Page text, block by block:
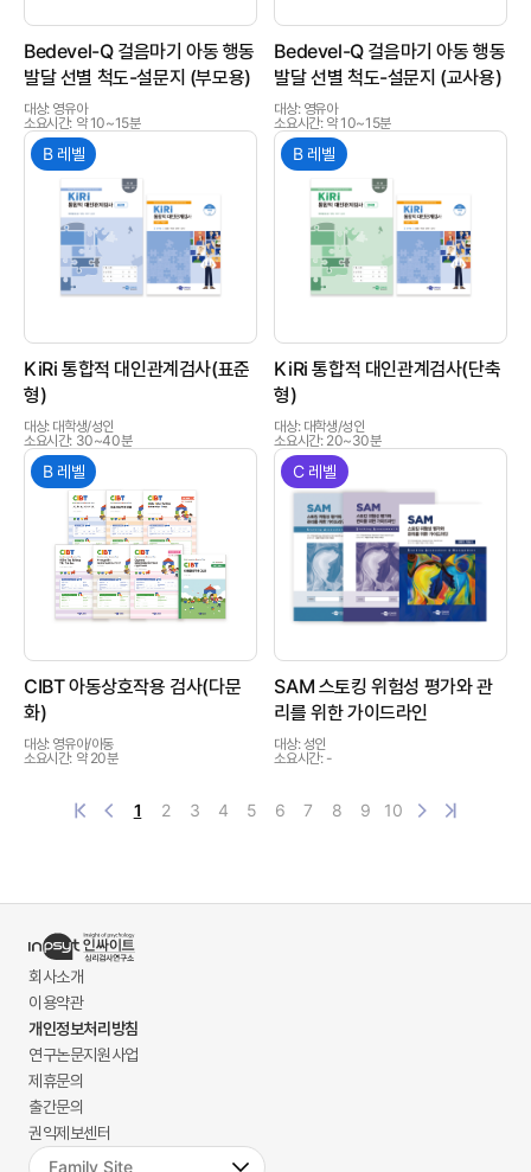
Bedevel-Q 걸음마기 아동 행동
발달 선별 척도-설문지 (부모용)
대상: 영유아
소요시간: 약 10~15분
Bedevel-Q 걸음마기 아동 행동
발달 선별 척도-설문지 (교사용)
대상: 영유아
소요시간: 약 10~15분
상품이미지
B 레벨
KiRi 통합적 대인관계검사(표준
형)
대상: 대학생/성인
소요시간: 30~40분
상품이미지
B 레벨
KiRi 통합적 대인관계검사(단축
형)
대상: 대학생/성인
소요시간: 20~30분
상품이미지
B 레벨
CIBT 아동상호작용 검사(다문
화)
대상: 영유아/아동
소요시간: 약 20분
상품이미지
C 레벨
SAM 스토킹 위험성 평가와 관
리를 위한 가이드라인
대상: 성인
소요시간: -
1 2 3 4 5 6 7 8 9 10
회사소개
이용약관
개인정보처리방침
연구논문지원사업
제휴문의
출간문의
권익제보센터